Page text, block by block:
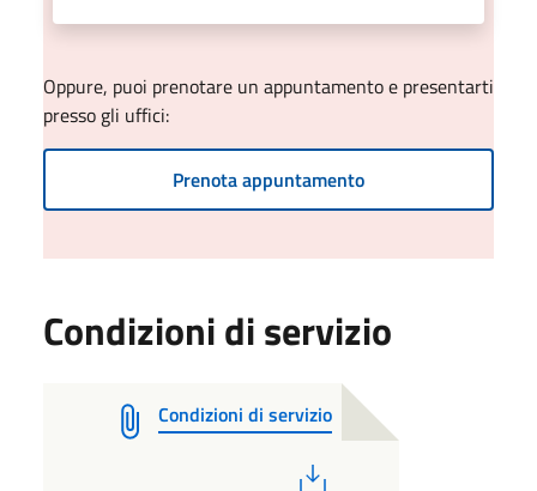
Oppure, puoi prenotare un appuntamento e presentarti
presso gli uffici:
Prenota appuntamento
Condizioni di servizio
Condizioni di servizio